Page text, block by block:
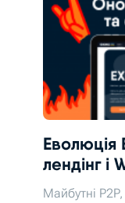
Еволюція
лендінг і
Майбутні